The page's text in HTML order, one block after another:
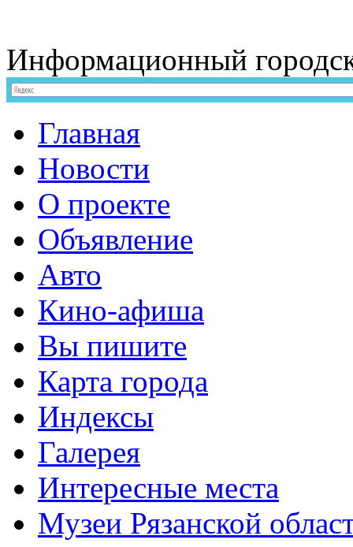
Информационный
Главная
Новости
О проекте
Объявление
Авто
Кино-афиша
Вы пишите
Карта города
Индексы
Галерея
Интересные места
Музеи Рязанской